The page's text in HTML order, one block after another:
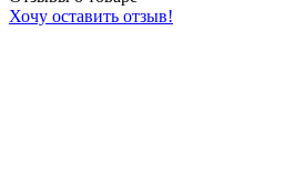
Хочу оставить отзыв!